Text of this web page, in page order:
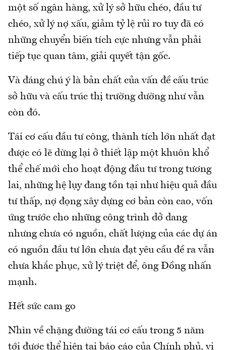
một số ngân hàng, xử lý sở hữu chéo, đầu tư
chéo, xử lý nợ xấu, giảm tỷ lệ rủi ro tuy đã có
những chuyển biến tích cực nhưng vẫn phải
tiếp tục quan tâm, giải quyết tận gốc.
Và đáng chú ý là bản chất của vấn đề cấu trúc
sở hữu và cấu trúc thị trường dường như vẫn
còn đó.
Tái cơ cấu đầu tư công, thành tích lớn nhất đạt
được có lẽ dừng lại ở thiết lập một khuôn khổ
thể chế mới cho hoạt động đầu tư trong tương
lai, những hệ lụy đang tồn tại như hiệu quả đầu
tư thấp, nợ đọng xây dựng cơ bản còn cao, vốn
ứng trước cho những công trình dở dang
nhưng chưa có nguồn, chất lượng của các dự án
có nguồn đầu tư lớn chưa đạt yêu cầu đề ra vẫn
chưa khắc phục, xử lý triệt để, ông Đồng nhấn
mạnh.
Hết sức cam go
Nhìn về chặng đường tái cơ cấu trong 5 năm
tới được thể hiện tại báo cáo của Chính phủ, vị